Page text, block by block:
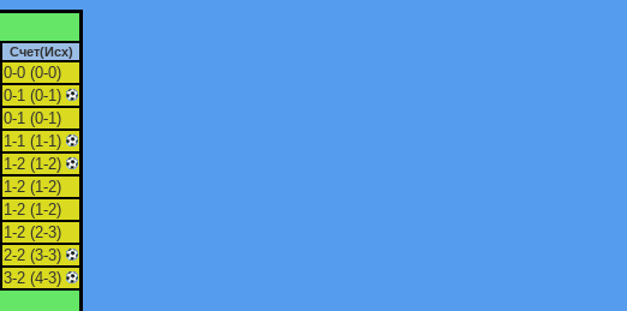
Счет(Исх)
0-0 (0-0)
0-1 (0-1)
0-1 (0-1)
1-1 (1-1)
1-2 (1-2)
1-2 (1-2)
1-2 (1-2)
1-2 (2-3)
2-2 (3-3)
3-2 (4-3)